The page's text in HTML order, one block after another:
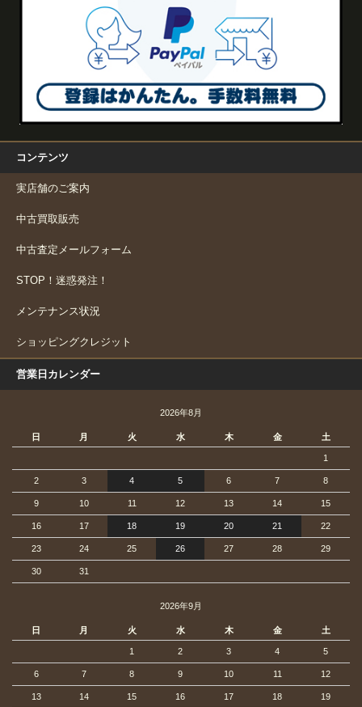
コンテンツ
実店舗のご案内
中古買取販売
中古査定メールフォーム
STOP！迷惑発注！
メンテナンス状況
ショッピングクレジット
営業日カレンダー
2026年8月
日 月 火 水 木 金 土
1
2 3 4 5 6 7 8
9 10 11 12 13 14 15
16 17 18 19 20 21 22
23 24 25 26 27 28 29
30 31
2026年9月
日 月 火 水 木 金 土
1 2 3 4 5
6 7 8 9 10 11 12
13 14 15 16 17 18 19